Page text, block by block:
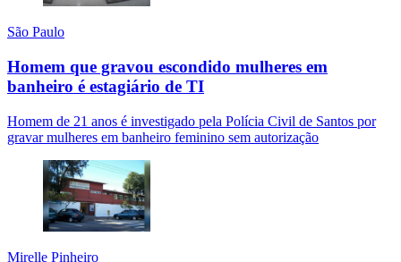
São Paulo
Homem que gravou escondido mulheres em
banheiro é estagiário de TI
Homem de 21 anos é investigado pela Polícia Civil de Santos por
gravar mulheres em banheiro feminino sem autorização
Mirelle Pinheiro